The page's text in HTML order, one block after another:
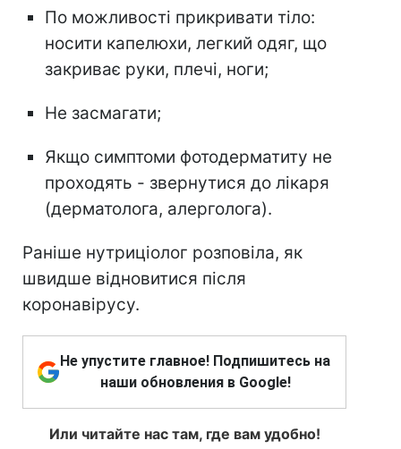
По можливості прикривати тіло:
носити капелюхи, легкий одяг, що
закриває руки, плечі, ноги;
Не засмагати;
Якщо симптоми фотодерматиту не
проходять - звернутися до лікаря
(дерматолога, алерголога).
Раніше нутриціолог розповіла, як
швидше відновитися після
коронавірусу.
Не упустите главное! Подпишитесь на
наши обновления в Google!
Или читайте нас там, где вам удобно!